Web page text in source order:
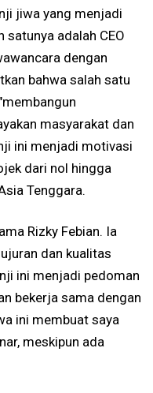
jiwa yang menjadi
satunya adalah CEO
dengan
bahwa salah satu
masyarakat dan
ini menjadi motivasi
dari nol hingga
Tenggara.
Rizky Febian. Ia
dan kualitas
ini menjadi pedoman
bekerja sama dengan
ini membuat saya
meskipun ada